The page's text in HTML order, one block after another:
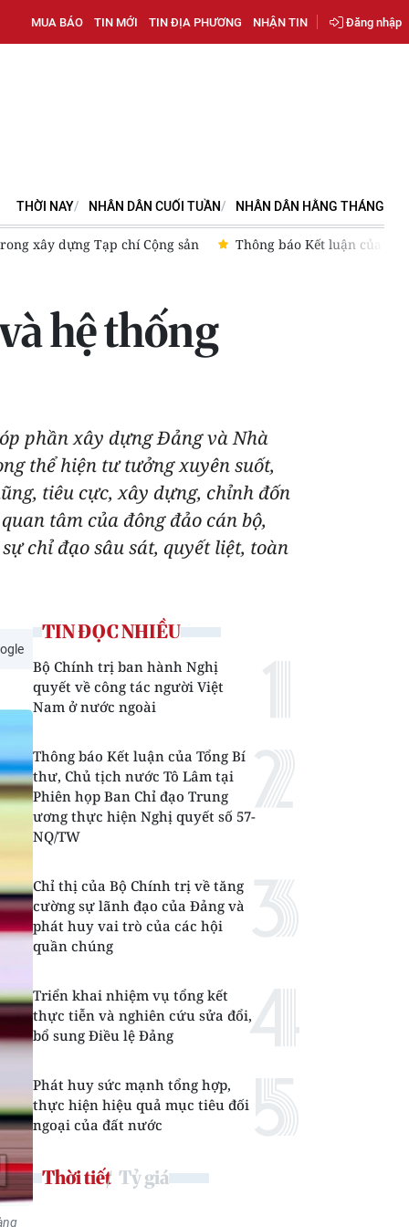
MUA BÁO TIN MỚI TIN ĐỊA PHƯƠNG NHẬN TIN Đăng nhập
THỜI NAY NHÂN DÂN CUỐI TUẦN NHÂN DÂN HẰNG THÁNG
tịch nước Tô Lâm tại Phiên họp Ban Chỉ đạo Trung ương thực
hệ thống
phần xây dựng Đảng và Nhà
thể hiện tư tưởng xuyên suốt,
tiêu cực, xây dựng, chỉnh đốn
tâm của đông đảo cán bộ,
chỉ đạo sâu sát, quyết liệt, toàn
TIN ĐỌC NHIỀU
Bộ Chính trị ban hành Nghị
quyết về công tác người Việt
Nam ở nước ngoài
Thông báo Kết luận của Tổng Bí
thư, Chủ tịch nước Tô Lâm tại
Phiên họp Ban Chỉ đạo Trung
ương thực hiện Nghị quyết số 57-
NQ/TW
Chỉ thị của Bộ Chính trị về tăng
cường sự lãnh đạo của Đảng và
phát huy vai trò của các hội
quần chúng
Triển khai nhiệm vụ tổng kết
thực tiễn và nghiên cứu sửa đổi,
bổ sung Điều lệ Đảng
Phát huy sức mạnh tổng hợp,
thực hiện hiệu quả mục tiêu đối
ngoại của đất nước
Thời tiết Tỷ giá